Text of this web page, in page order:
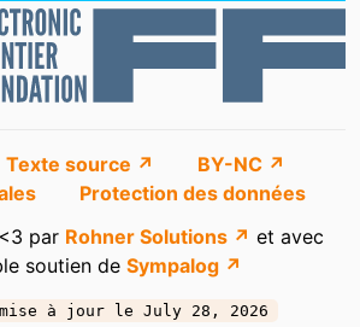
Texte source ↗
BY-NC ↗
Protection des données
par Rohner Solutions ↗ et avec
soutien de Sympalog ↗
à jour le July 28, 2026